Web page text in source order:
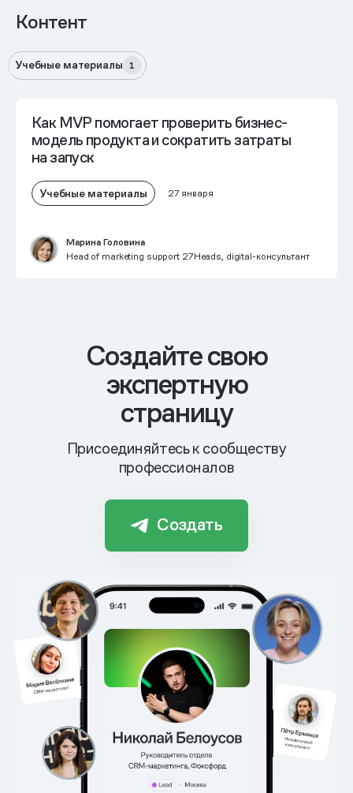
Контент
Учебные материалы 1
Как MVP помогает проверить бизнес-
модель продукта и сократить затраты
на запуск
Учебные материалы 27 января
Марина Головина
Head of marketing support 27Heads, digital-консультант
Cоздайте свою
экспертную
страницу
Присоединяйтесь к сообществу
профессионалов
Создать